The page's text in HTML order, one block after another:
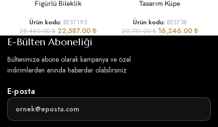
Figürlü Bileklik
Ürün kodu: BEST195
28,460.00₺ 22,587.00₺
Tasarım Küpe
Ürün kodu: BEST38
20,781.00₺ 16,246.00 ₺
E-Bülten Aboneliği
Bültenimize abone olarak kampanya ve özel
indirimlerden anında haberdar olabilirsiniz
E-posta